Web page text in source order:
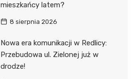
mieszkańcy latem?
8 sierpnia 2026
Nowa era komunikacji w Redlicy:
Przebudowa ul. Zielonej już w
drodze!